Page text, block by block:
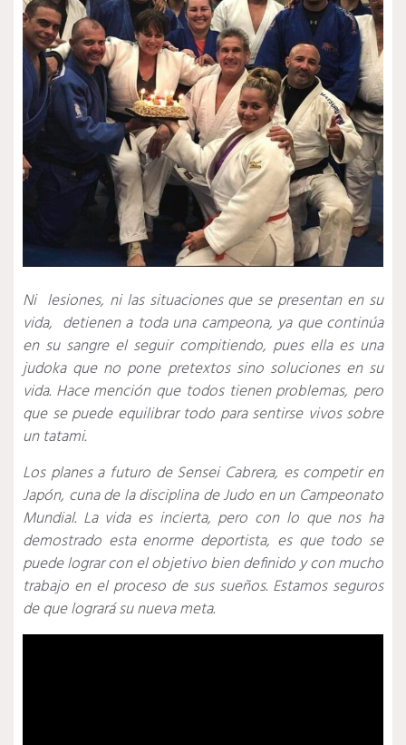
Ni lesiones, ni las situaciones que se presentan en su
vida, detienen a toda una campeona, ya que continúa
en su sangre el seguir compitiendo, pues ella es una
judoka que no pone pretextos sino soluciones en su
vida. Hace mención que todos tienen problemas, pero
que se puede equilibrar todo para sentirse vivos sobre
un tatami.
Los planes a futuro de Sensei Cabrera, es competir en
Japón, cuna de la disciplina de Judo en un Campeonato
Mundial. La vida es incierta, pero con lo que nos ha
demostrado esta enorme deportista, es que todo se
puede lograr con el objetivo bien definido y con mucho
trabajo en el proceso de sus sueños. Estamos seguros
de que logrará su nueva meta.